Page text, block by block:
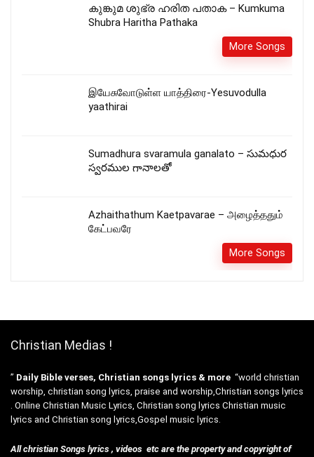
കുങ്കുമ ശുഭ്ര ഹരിത പതാക – Kumkuma
Shubra Haritha Pathaka
More Songs
இயேசுவோடுள்ள யாத்திரை-Yesuvodulla
yaathirai
Sumadhura svaramula ganalato – సుమధుర
స్వరముల గానాలతో
Azhaithathum Kaetpavarae – அழைத்ததும்
கேட்பவரே
More Songs
Christian Medias !
” Daily Bible verses, Christian songs lyrics & more “world christian
worship, christian song lyrics, praise and worship,Christian songs lyrics
. Online Christian Music Lyrics, Christian song lyrics Christian music
lyrics and Christian song lyrics,Gospel music lyrics.
All christian Songs lyrics , videos etc are the property and copyright of